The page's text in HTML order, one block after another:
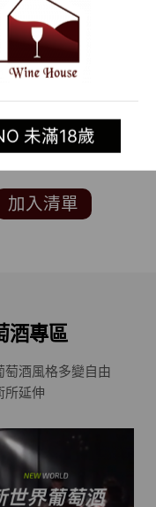
未滿18歲
酒大賽 SYDNEY
COMPETITION
金牌)
加入清單
酒專區
萄酒風格多變自由
所延伸